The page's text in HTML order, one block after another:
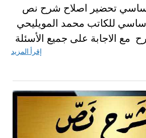
الفنون 9 اساسي تحضير اصلاح شرح نص
للكاتب محمد المويليحي
مع الاجابة على جميع الأسئلة
إقرأ المزيد